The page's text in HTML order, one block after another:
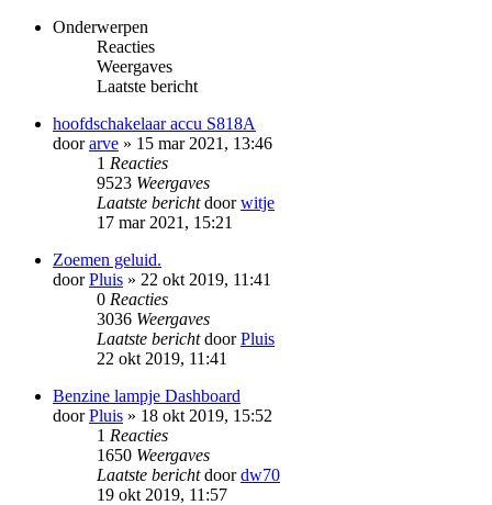
Onderwerpen
Reacties
Weergaves
Laatste bericht
hoofdschakelaar accu S818A
doorarve » 15 mar 2021, 13:46
1 Reacties
9523 Weergaves
Laatste berichtdoorwitje
17 mar 2021, 15:21
Zoemen geluid.
doorPluis » 22 okt 2019, 11:41
0 Reacties
3036 Weergaves
Laatste berichtdoorPluis
22 okt 2019, 11:41
Benzine lampje Dashboard
doorPluis » 18 okt 2019, 15:52
1 Reacties
1650 Weergaves
Laatste berichtdoordw70
19 okt 2019, 11:57